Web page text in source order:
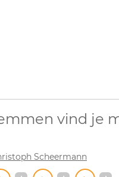
vind je
Scheermann